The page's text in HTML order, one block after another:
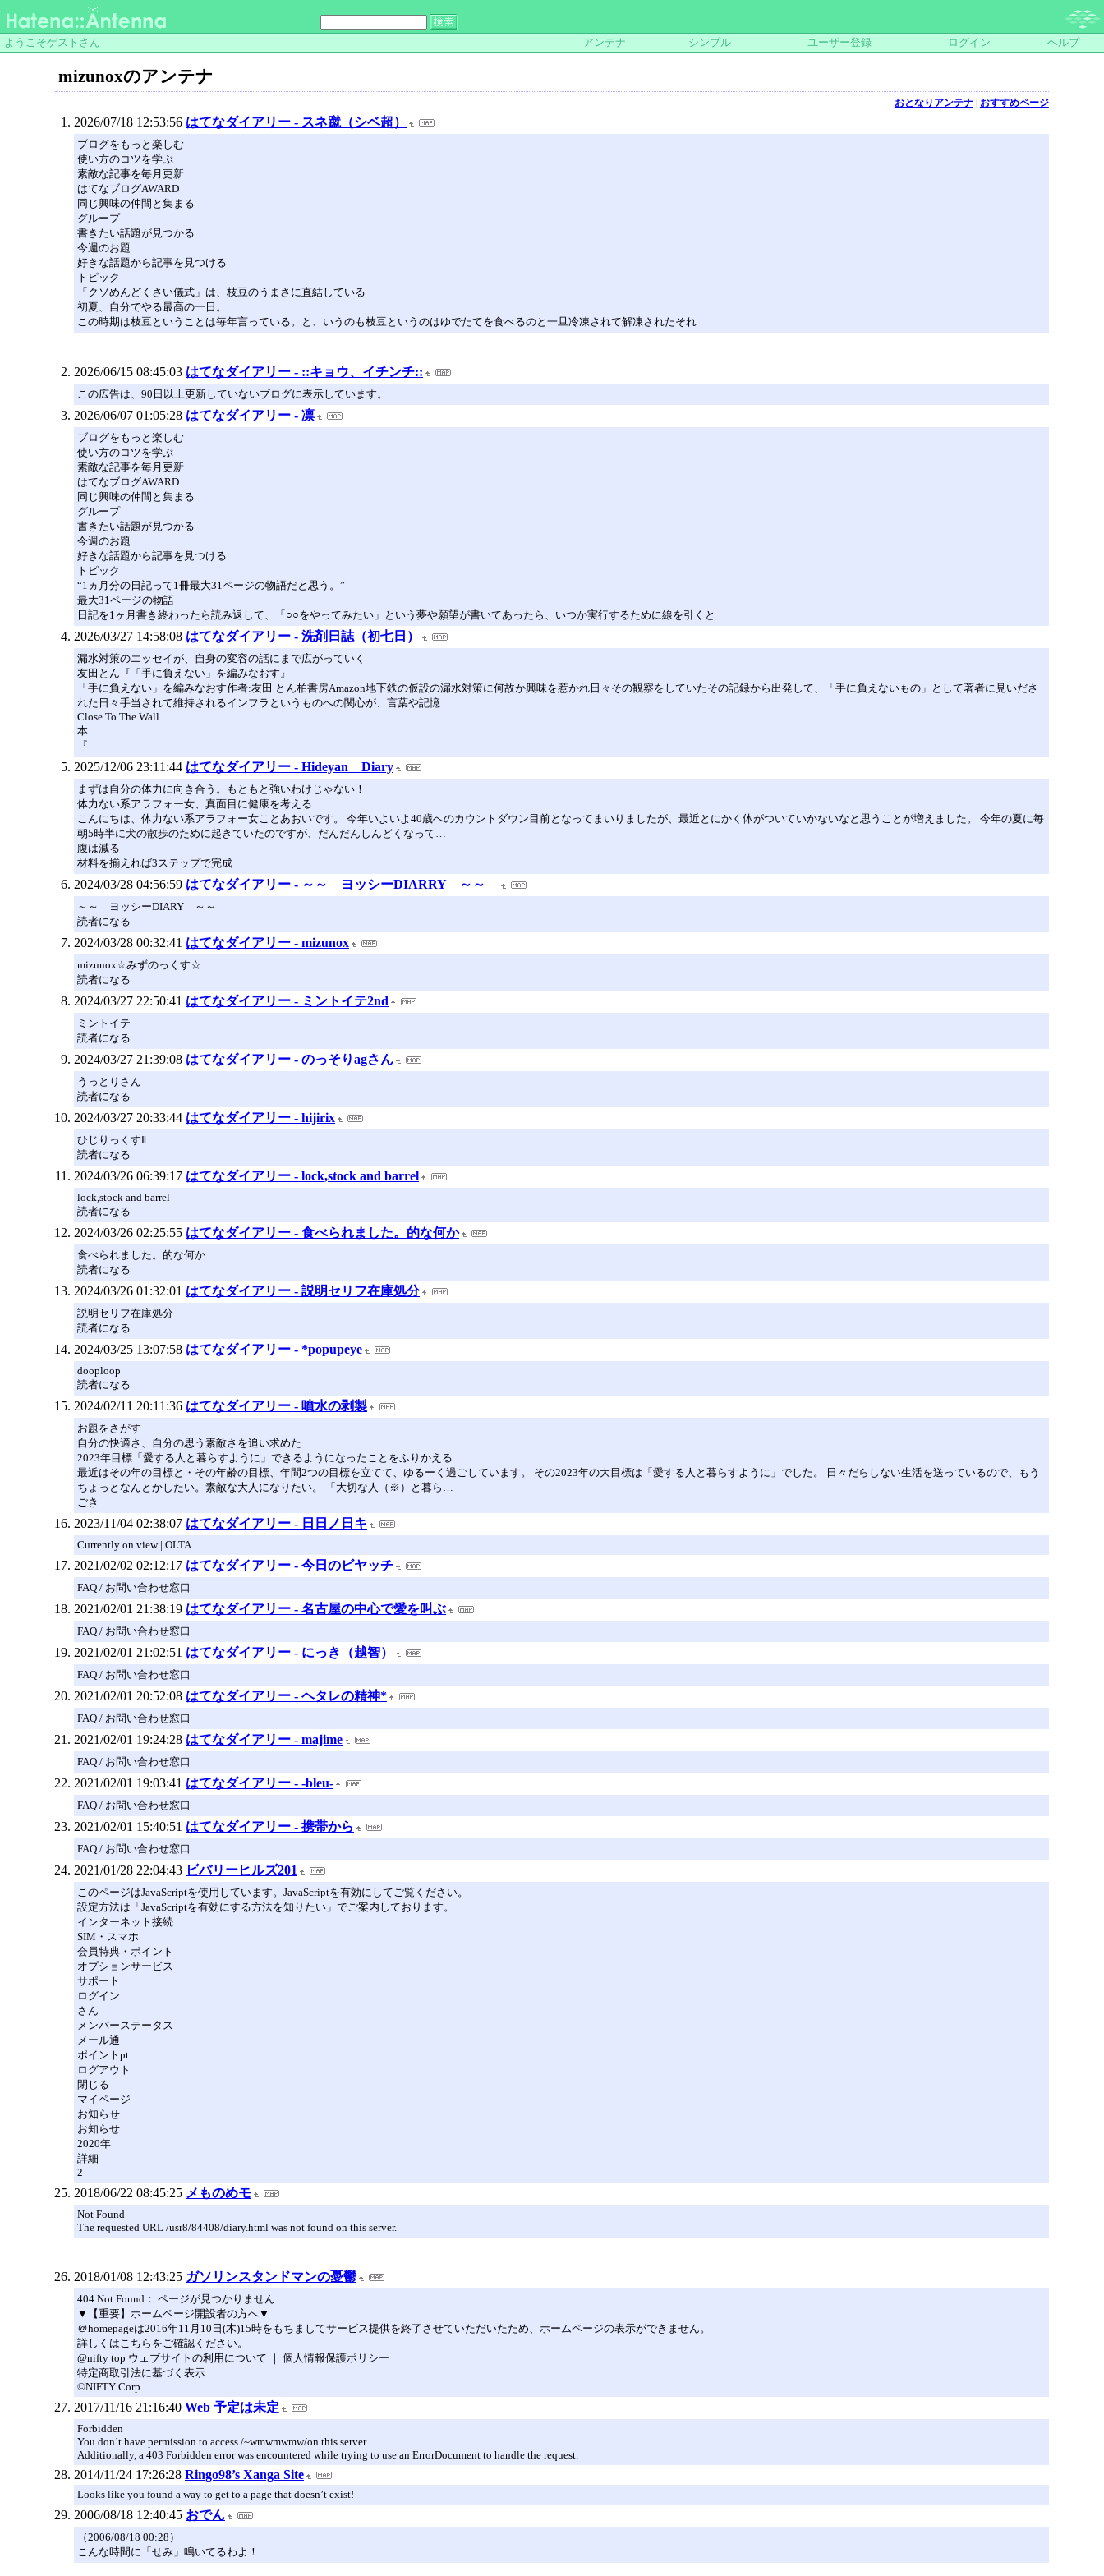
ようこそゲストさん アンテナ シンプル ユーザー登録 ログイン ヘルプ
mizunoxのアンテナ
おとなりアンテナ| おすすめページ
2026/07/18 12:53:56 はてなダイアリー - スネ蹴（シベ超）
ブログをもっと楽しむ
使い方のコツを学ぶ
素敵な記事を毎月更新
はてなブログAWARD
同じ興味の仲間と集まる
グループ
書きたい話題が見つかる
今週のお題
好きな話題から記事を見つける
トピック
「クソめんどくさい儀式」は、枝豆のうまさに直結している
初夏、自分でやる最高の一日。
この時期は枝豆ということは毎年言っている。と、いうのも枝豆というのはゆでたてを食べるのと一旦冷凍されて解凍されたそれ
2026/06/15 08:45:03 はてなダイアリー - ::キョウ、イチンチ::
この広告は、90日以上更新していないブログに表示しています。
2026/06/07 01:05:28 はてなダイアリー - 凛
ブログをもっと楽しむ
使い方のコツを学ぶ
素敵な記事を毎月更新
はてなブログAWARD
同じ興味の仲間と集まる
グループ
書きたい話題が見つかる
今週のお題
好きな話題から記事を見つける
トピック
“1ヵ月分の日記って1冊最大31ページの物語だと思う。”
最大31ページの物語
日記を1ヶ月書き終わったら読み返して、「○○をやってみたい」という夢や願望が書いてあったら、いつか実行するために線を引くと
2026/03/27 14:58:08 はてなダイアリー - 洗剤日誌（初七日）
漏水対策のエッセイが、自身の変容の話にまで広がっていく
友田とん『「手に負えない」を編みなおす』
「手に負えない」を編みなおす作者:友田 とん柏書房Amazon地下鉄の仮設の漏水対策に何故か興味を惹かれ日々その観察をしていたその記録から出発して、「手に負えないもの」として著者に見いださ
れた日々手当されて維持されるインフラというものへの関心が、言葉や記憶…
Close To The Wall
本
『
2025/12/06 23:11:44 はてなダイアリー - Hideyan Diary
まずは自分の体力に向き合う。もともと強いわけじゃない！
体力ない系アラフォー女、真面目に健康を考える
こんにちは、体力ない系アラフォー女ことあおいです。 今年いよいよ40歳へのカウントダウン目前となってまいりましたが、最近とにかく体がついていかないなと思うことが増えました。 今年の夏に毎
朝5時半に犬の散歩のために起きていたのですが、だんだんしんどくなって…
腹は減る
材料を揃えれば3ステップで完成
2024/03/28 04:56:59 はてなダイアリー - ～～ ヨッシーDIARRY ～～
～～ ヨッシーDIARY ～～
読者になる
2024/03/28 00:32:41 はてなダイアリー - mizunox
mizunox☆みずのっくす☆
読者になる
2024/03/27 22:50:41 はてなダイアリー - ミントイテ2nd
ミントイテ
読者になる
2024/03/27 21:39:08 はてなダイアリー - のっそりagさん
うっとりさん
読者になる
2024/03/27 20:33:44 はてなダイアリー - hijirix
ひじりっくすⅡ
読者になる
2024/03/26 06:39:17 はてなダイアリー - lock,stock and barrel
lock,stock and barrel
読者になる
2024/03/26 02:25:55 はてなダイアリー - 食べられました。的な何か
食べられました。的な何か
読者になる
2024/03/26 01:32:01 はてなダイアリー - 説明セリフ在庫処分
説明セリフ在庫処分
読者になる
2024/03/25 13:07:58 はてなダイアリー - *popupeye
dooploop
読者になる
2024/02/11 20:11:36 はてなダイアリー - 噴水の剥製
お題をさがす
自分の快適さ、自分の思う素敵さを追い求めた
2023年目標「愛する人と暮らすように」できるようになったことをふりかえる
最近はその年の目標と・その年齢の目標、年間2つの目標を立てて、ゆるーく過ごしています。 その2023年の大目標は「愛する人と暮らすように」でした。 日々だらしない生活を送っているので、もう
ちょっとなんとかしたい。素敵な大人になりたい。 「大切な人（※）と暮ら…
ごき
2023/11/04 02:38:07 はてなダイアリー - 日日ノ日キ
Currently on view | OLTA
2021/02/02 02:12:17 はてなダイアリー - 今日のビヤッチ
FAQ / お問い合わせ窓口
2021/02/01 21:38:19 はてなダイアリー - 名古屋の中心で愛を叫ぶ
FAQ / お問い合わせ窓口
2021/02/01 21:02:51 はてなダイアリー - にっき（越智）
FAQ / お問い合わせ窓口
2021/02/01 20:52:08 はてなダイアリー - ヘタレの精神*
FAQ / お問い合わせ窓口
2021/02/01 19:24:28 はてなダイアリー - majime
FAQ / お問い合わせ窓口
2021/02/01 19:03:41 はてなダイアリー - -bleu-
FAQ / お問い合わせ窓口
2021/02/01 15:40:51 はてなダイアリー - 携帯から
FAQ / お問い合わせ窓口
2021/01/28 22:04:43 ビバリーヒルズ201
このページはJavaScriptを使用しています。JavaScriptを有効にしてご覧ください。
設定方法は「JavaScriptを有効にする方法を知りたい」でご案内しております。
インターネット接続
SIM・スマホ
会員特典・ポイント
オプションサービス
サポート
ログイン
さん
メンバーステータス
メール通
ポイントpt
ログアウト
閉じる
マイページ
お知らせ
お知らせ
2020年
詳細
2
2018/06/22 08:45:25 メものめモ
Not Found
The requested URL /usr8/84408/diary.html was not found on this server.
2018/01/08 12:43:25 ガソリンスタンドマンの憂鬱
404 Not Found： ページが見つかりません
▼【重要】ホームページ開設者の方へ▼
＠homepageは2016年11月10日(木)15時をもちましてサービス提供を終了させていただいたため、ホームページの表示ができません。
詳しくはこちらをご確認ください。
@nifty top ウェブサイトの利用について ｜ 個人情報保護ポリシー
特定商取引法に基づく表示
©NIFTY Corp
2017/11/16 21:16:40 Web 予定は未定
Forbidden
You don’t have permission to access /~wmwmwmw/on this server.
Additionally, a 403 Forbidden error was encountered while trying to use an ErrorDocument to handle the request.
2014/11/24 17:26:28 Ringo98’s Xanga Site
Looks like you found a way to get to a page that doesn’t exist!
2006/08/18 12:40:45 おでん
（2006/08/18 00:28）
こんな時間に「せみ」鳴いてるわよ！